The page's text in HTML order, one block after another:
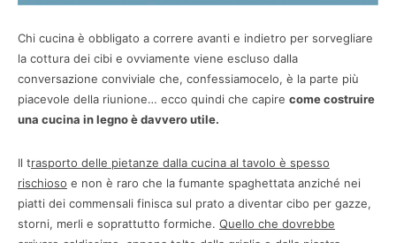
Chi cucina è obbligato a correre avanti e indietro per sorvegliare
la cottura dei cibi e ovviamente viene escluso dalla
conversazione conviviale che, confessiamocelo, è la parte più
piacevole della riunione… ecco quindi che capire come costruire
una cucina in legno è davvero utile.
Il trasporto delle pietanze dalla cucina al tavolo è spesso
rischioso e non è raro che la fumante spaghettata anziché nei
piatti dei commensali finisca sul prato a diventar cibo per gazze,
storni, merli e soprattutto formiche. Quello che dovrebbe